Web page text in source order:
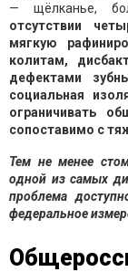
— щёлканье,
отсутствии
мягкую
колитам,
дефектами
социальная
ограничивать
сопоставимо с
Тем не менее
одной из самых
проблема
федеральное